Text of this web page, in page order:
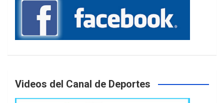
Videos del Canal de Deportes